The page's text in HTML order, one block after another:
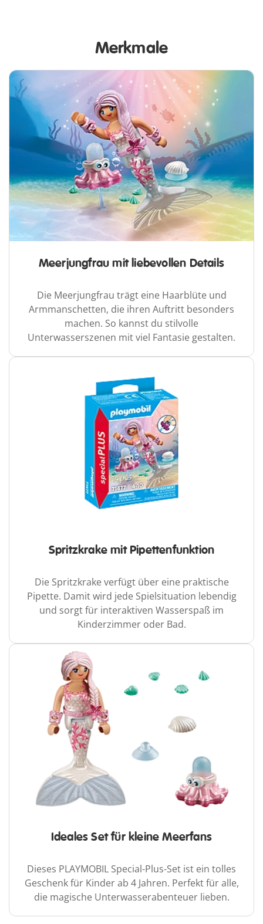
Merkmale
Meerjungfrau mit liebevollen Details
Die Meerjungfrau trägt eine Haarblüte und
Armmanschetten, die ihren Auftritt besonders
machen. So kannst du stilvolle
Unterwasserszenen mit viel Fantasie gestalten.
Spritzkrake mit Pipettenfunktion
Die Spritzkrake verfügt über eine praktische
Pipette. Damit wird jede Spielsituation lebendig
und sorgt für interaktiven Wasserspaß im
Kinderzimmer oder Bad.
Ideales Set für kleine Meerfans
Dieses PLAYMOBIL Special-Plus-Set ist ein tolles
Geschenk für Kinder ab 4 Jahren. Perfekt für alle,
die magische Unterwasserabenteuer lieben.